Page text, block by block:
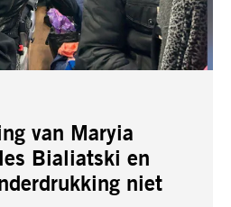
van Maryia
Bialiatski en
niet